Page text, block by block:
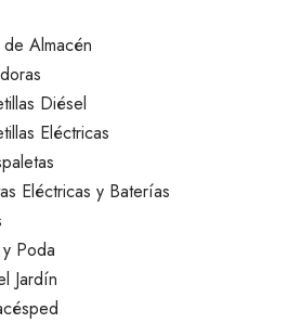
Almacén
Diésel
Eléctricas
Eléctricas y Baterías
Poda
Jardín